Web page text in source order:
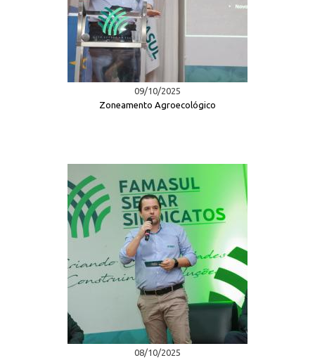
09/10/2025
Zoneamento Agroecológico
08/10/2025